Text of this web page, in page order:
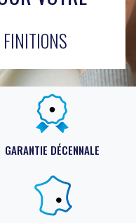
GARANTIE DÉCENNALE
Résidence séniors : EHPAD
Cabinets médicaux et
Établissements de santé
Pharmacies
Hôtellerie/ Restauration
Commerces
Campings/ tourisme
Écoles/ Crèches